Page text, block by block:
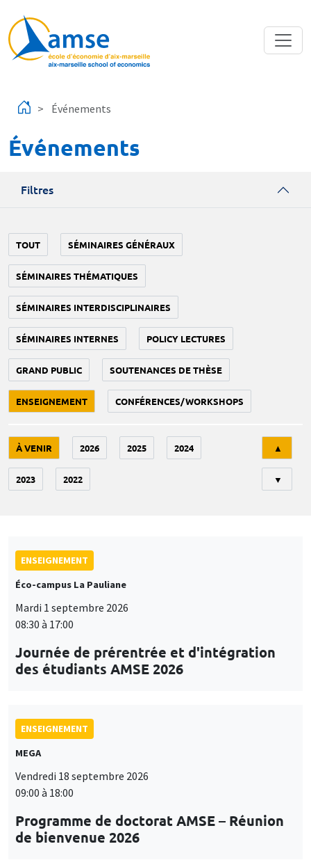
Événements
Événements
Filtres
TOUT SÉMINAIRES GÉNÉRAUX
SÉMINAIRES THÉMATIQUES
SÉMINAIRES INTERDISCIPLINAIRES
SÉMINAIRES INTERNES POLICY LECTURES
GRAND PUBLIC SOUTENANCES DE THÈSE
ENSEIGNEMENT CONFÉRENCES/WORKSHOPS
À VENIR 2026 2025 2024
2023 2022
▲
▼
ENSEIGNEMENT
Éco-campus La Pauliane
Mardi 1 septembre 2026
08:30 à 17:00
Journée de prérentrée et d'intégration
des étudiants AMSE 2026
ENSEIGNEMENT
MEGA
Vendredi 18 septembre 2026
09:00 à 18:00
Programme de doctorat AMSE – Réunion
de bienvenue 2026